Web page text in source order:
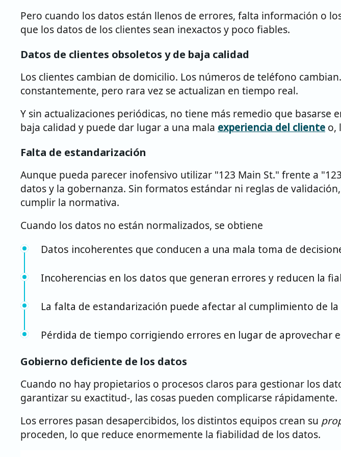
Pero cuando los datos están llenos de errores, falta información o
que los datos de los clientes sean inexactos y poco fiables.
Datos de clientes obsoletos y de baja calidad
Los clientes cambian de domicilio. Los números de teléfono
constantemente, pero rara vez se actualizan en tiempo real.
Y sin actualizaciones periódicas, no tiene más remedio que
baja calidad y puede dar lugar a una mala experiencia del cliente o,
Falta de estandarización
Aunque pueda parecer inofensivo utilizar "123 Main St." frente a
datos y la gobernanza. Sin formatos estándar ni reglas de
cumplir la normativa.
Cuando los datos no están normalizados, se obtiene
Datos incoherentes que conducen a una mala toma de
Incoherencias en los datos que generan errores y reducen la
La falta de estandarización puede afectar al cumplimiento de
Pérdida de tiempo corrigiendo errores en lugar de
Gobierno deficiente de los datos
Cuando no hay propietarios o procesos claros para gestionar los
garantizar su exactitud-, las cosas pueden complicarse rápidamente.
Los errores pasan desapercibidos, los distintos equipos crean su
proceden, lo que reduce enormemente la fiabilidad de los datos.